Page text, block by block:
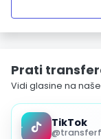
Prati
Vidi glasine na
TikTok